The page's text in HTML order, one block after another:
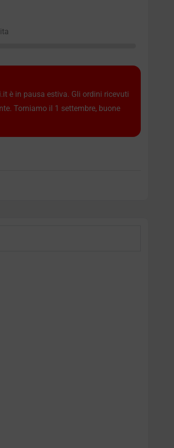
è in pausa estiva. Gli ordini ricevuti
Torniamo il 1 settembre, buone